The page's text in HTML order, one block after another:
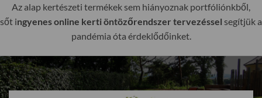
Az alap kertészeti termékek sem hiányoznak portfóliónkből,
sőt ingyenes online kerti öntözőrendszer tervezéssel segítjük a
pandémia óta érdeklődőinket.